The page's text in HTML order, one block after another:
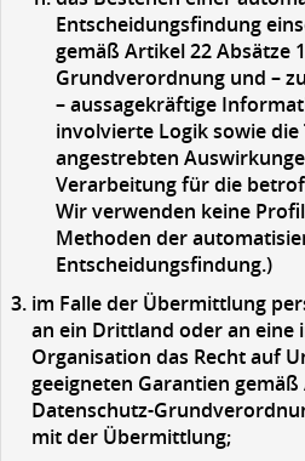
Entscheidungsfindung
gemäß Artikel 22 Absätze
Grundverordnung und –
– aussagekräftige
involvierte Logik sowie
angestrebten
Verarbeitung für die
Wir verwenden keine
Methoden der
Entscheidungsfindung.)
im Falle der Übermittlung
an ein Drittland oder an eine
Organisation das Recht auf
geeigneten Garantien
Datenschutz-
mit der Übermittlung;